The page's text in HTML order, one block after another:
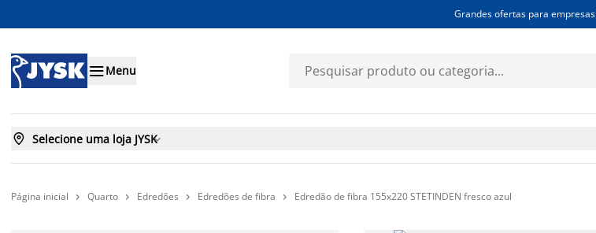
Grandes ofertas para empresas
Menu
 Selecione uma loja JYSK
Página inicial  Quarto  Edredões  Edredões de fibra  Edredão de fibra 155x220 STETINDEN fresco azul